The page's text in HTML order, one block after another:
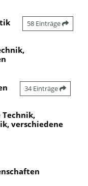
58 Einträge
34 Einträge
Technik,
verschiedene